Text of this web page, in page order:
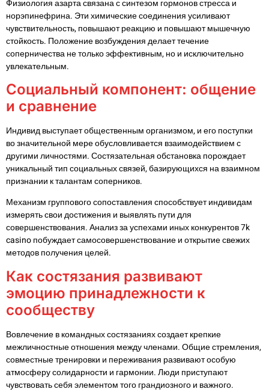
Физиология азарта связана с синтезом гормонов стресса и
норэпинефрина. Эти химические соединения усиливают
чувствительность, повышают реакцию и повышают мышечную
стойкость. Положение возбуждения делает течение
соперничества не только эффективным, но и исключительно
увлекательным.
Социальный компонент: общение
и сравнение
Индивид выступает общественным организмом, и его поступки
во значительной мере обусловливается взаимодействием с
другими личностями. Состязательная обстановка порождает
уникальный тип социальных связей, базирующихся на взаимном
признании к талантам соперников.
Механизм группового сопоставления способствует индивидам
измерять свои достижения и выявлять пути для
совершенствования. Анализ за успехами иных конкурентов 7k
casino побуждает самосовершенствование и открытие свежих
методов получения целей.
Как состязания развивают
эмоцию принадлежности к
сообществу
Вовлечение в командных состязаниях создает крепкие
межличностные отношения между членами. Общие стремления,
совместные тренировки и переживания развивают особую
атмосферу солидарности и гармонии. Люди приступают
чувствовать себя элементом того грандиозного и важного.